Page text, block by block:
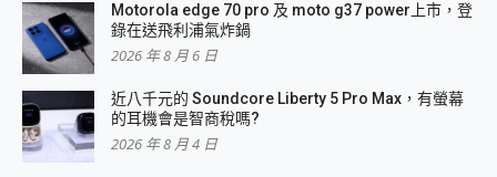
Motorola edge 70 pro 及 moto g37 power上市，登
錄在送飛利浦氣炸鍋
2026 年 8 月 6 日
近八千元的 Soundcore Liberty 5 Pro Max，有螢幕
的耳機會是智商稅嗎?
2026 年 8 月 4 日